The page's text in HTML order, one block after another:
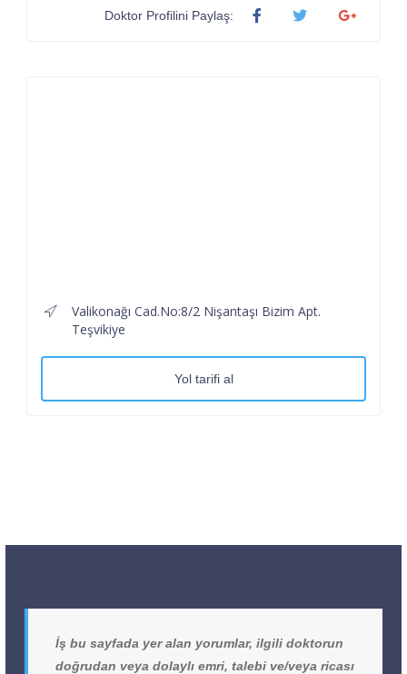
Doktor Profilini Paylaş:
Valikonağı Cad.No:8/2 Nişantaşı Bizim Apt.
Teşvikiye
Yol tarifi al
İş bu sayfada yer alan yorumlar, ilgili doktorun
doğrudan veya dolaylı emri, talebi ve/veya ricası